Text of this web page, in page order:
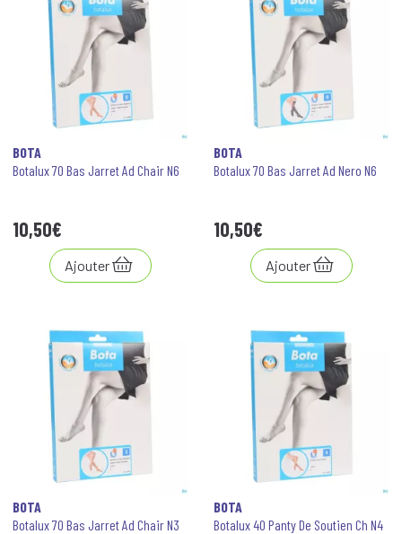
BOTA
Botalux 70 Bas Jarret Ad Chair N6
10,50€
Ajouter
BOTA
Botalux 70 Bas Jarret Ad Nero N6
10,50€
Ajouter
BOTA
Botalux 70 Bas Jarret Ad Chair N3
BOTA
Botalux 40 Panty De Soutien Ch N4